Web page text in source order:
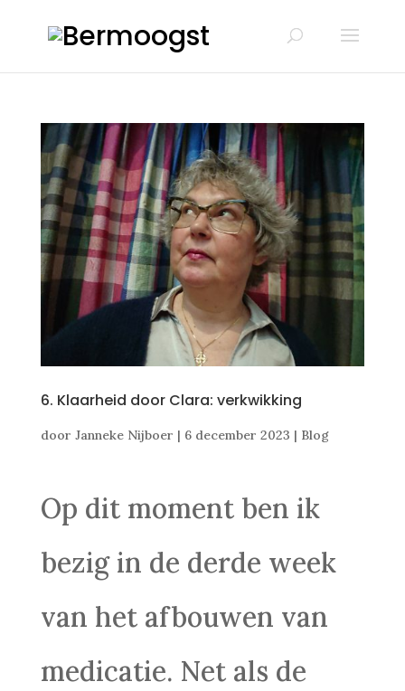
6. Klaarheid door Clara: verkwikking
door Janneke Nijboer | 6 december 2023 | Blog
Op dit moment ben ik
bezig in de derde week
van het afbouwen van
medicatie. Net als de